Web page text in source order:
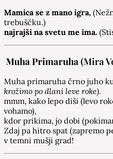
Mamica se z mano igra,
trebuščku.)
najrajši na svetu me ima.
Muha Primaruha (Mira
Muha primaruha črno juho
krožimo po dlani leve roke).
mmm, kako lepo diši (levo
vohamo),
kdor prikima, jo dobi
Zdaj pa hitro spat (zapremo
v temni mušji grad!